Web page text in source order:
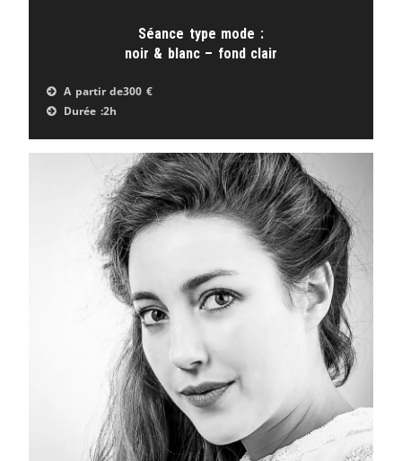
Séance type mode :
noir & blanc – fond clair
A partir de300 €
Durée :2h